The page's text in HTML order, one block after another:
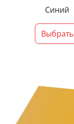
Синий
Выбрать